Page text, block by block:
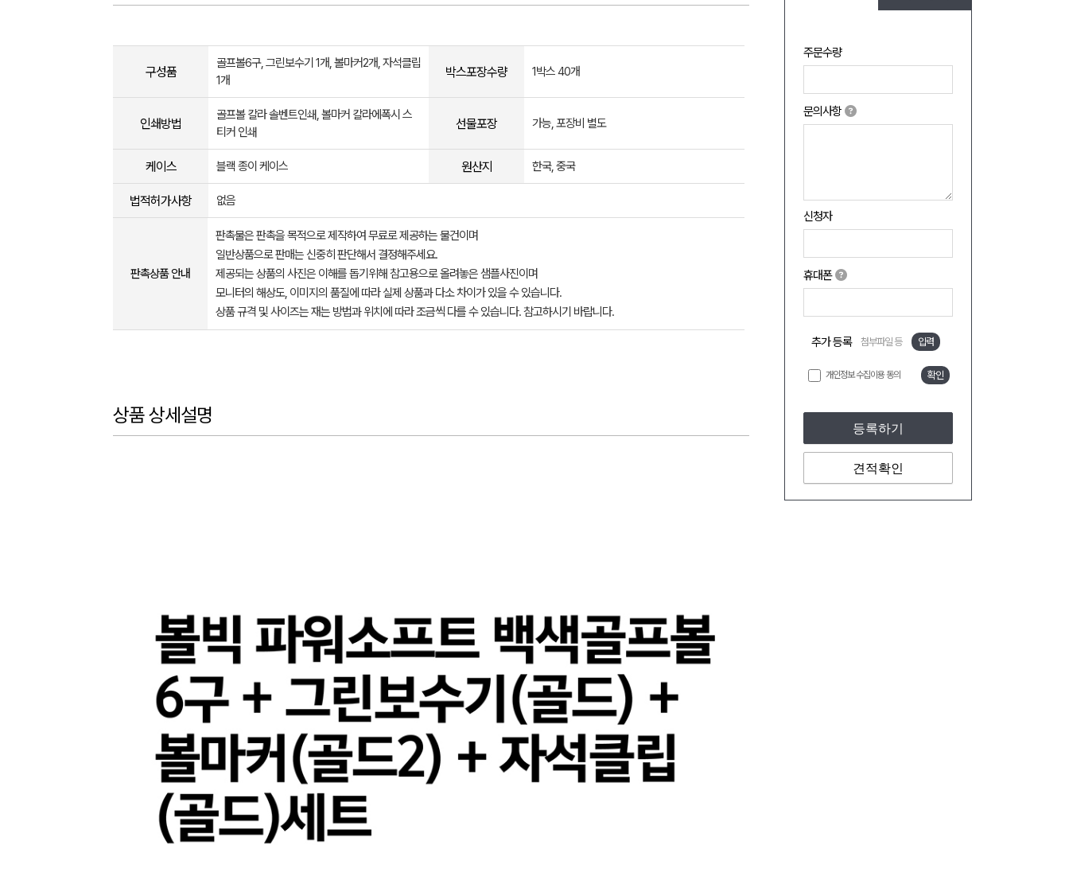
주문수량
문의사항
신청자
휴대폰
추가 등록 첨부파일 등 입력
개인정보 수집이용 동의 확인
등록하기
견적확인
구성품
골프볼6구, 그린보수기 1개, 볼마커2개, 자석클립
1개
박스포장수량 1박스 40개
인쇄방법
골프볼 칼라 솔벤트인쇄, 볼마커 칼라에폭시 스
티커 인쇄
선물포장 가능, 포장비 별도
케이스 블랙 종이 케이스 원산지 한국, 중국
법적허가사항 없음
판촉상품 안내
판촉물은 판촉을 목적으로 제작하여 무료로 제공하는 물건이며
일반상품으로 판매는 신중히 판단해서 결정해주세요.
제공되는 상품의 사진은 이해를 돕기위해 참고용으로 올려놓은 샘플사진이며
모니터의 해상도, 이미지의 품질에 따라 실제 상품과 다소 차이가 있을 수 있습니다.
상품 규격 및 사이즈는 재는 방법과 위치에 따라 조금씩 다를 수 있습니다. 참고하시기 바랍니다.
상품 상세설명